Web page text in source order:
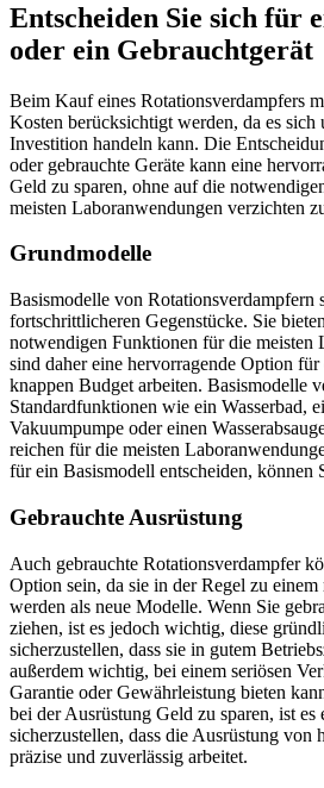
Entscheiden Sie sich für
oder ein Gebrauchtgerät
Beim Kauf eines Rotationsverdampfers
Kosten berücksichtigt werden, da es sich
Investition handeln kann. Die
oder gebrauchte Geräte kann eine
Geld zu sparen, ohne auf die
meisten Laboranwendungen verzichten
Grundmodelle
Basismodelle von Rotationsverdampfern
fortschrittlicheren Gegenstücke. Sie
notwendigen Funktionen für die meisten
sind daher eine hervorragende Option
knappen Budget arbeiten. Basismodelle
Standardfunktionen wie ein Wasserbad,
Vakuumpumpe oder einen
reichen für die meisten
für ein Basismodell entscheiden, können
Gebrauchte Ausrüstung
Auch gebrauchte Rotationsverdampfer
Option sein, da sie in der Regel zu
werden als neue Modelle. Wenn Sie
ziehen, ist es jedoch wichtig, diese
sicherzustellen, dass sie in gutem
außerdem wichtig, bei einem seriösen
Garantie oder Gewährleistung bieten
bei der Ausrüstung Geld zu sparen, ist es
sicherzustellen, dass die Ausrüstung von
präzise und zuverlässig arbeitet.